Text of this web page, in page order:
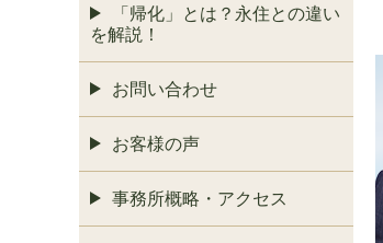
「帰化」とは？永住との違い
を解説！
お問い合わせ
お客様の声
事務所概略・アクセス